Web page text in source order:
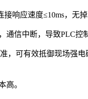
响应速度≤10ms，无
信中断，导致PLC控
，可有效抵御现场强电
高。